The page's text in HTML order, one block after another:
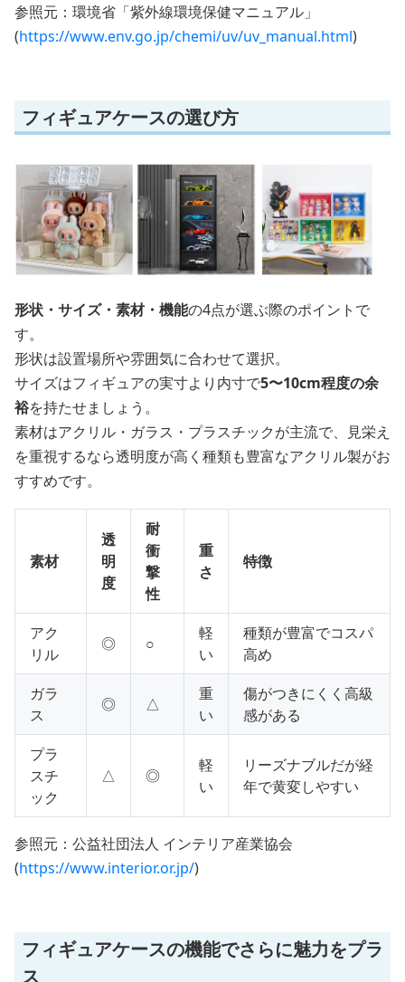
参照元：環境省「紫外線環境保健マニュアル」
(https://www.env.go.jp/chemi/uv/uv_manual.html)
フィギュアケースの選び方
形状・サイズ・素材・機能の4点が選ぶ際のポイントで
す。
形状は設置場所や雰囲気に合わせて選択。
サイズはフィギュアの実寸より内寸で5〜10cm程度の余
裕を持たせましょう。
素材はアクリル・ガラス・プラスチックが主流で、見栄え
を重視するなら透明度が高く種類も豊富なアクリル製がお
すすめです。
素材
透
明
度
耐
衝
撃
性
重
さ
特徴
アク
リル
◎ ○
軽
い
種類が豊富でコスパ
高め
ガラ
ス
◎ △
重
い
傷がつきにくく高級
感がある
プラ
スチ
ック
△ ◎
軽
い
リーズナブルだが経
年で黄変しやすい
参照元：公益社団法人 インテリア産業協会
(https://www.interior.or.jp/)
フィギュアケースの機能でさらに魅力をプラ
ス